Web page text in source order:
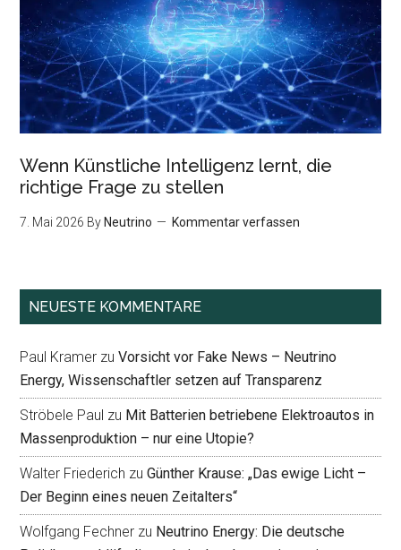
Wenn Künstliche Intelligenz lernt, die
richtige Frage zu stellen
7. Mai 2026 By Neutrino Kommentar verfassen
NEUESTE KOMMENTARE
Paul Kramer zuVorsicht vor Fake News – Neutrino
Energy, Wissenschaftler setzen auf Transparenz
Ströbele Paul zu Mit Batterien betriebene Elektroautos in
Massenproduktion – nur eine Utopie?
Walter Friederich zuGünther Krause: „Das ewige Licht –
Der Beginn eines neuen Zeitalters“
Wolfgang Fechner zu Neutrino Energy: Die deutsche